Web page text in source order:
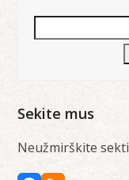
email'as
Sekite mus
Neužmirškite